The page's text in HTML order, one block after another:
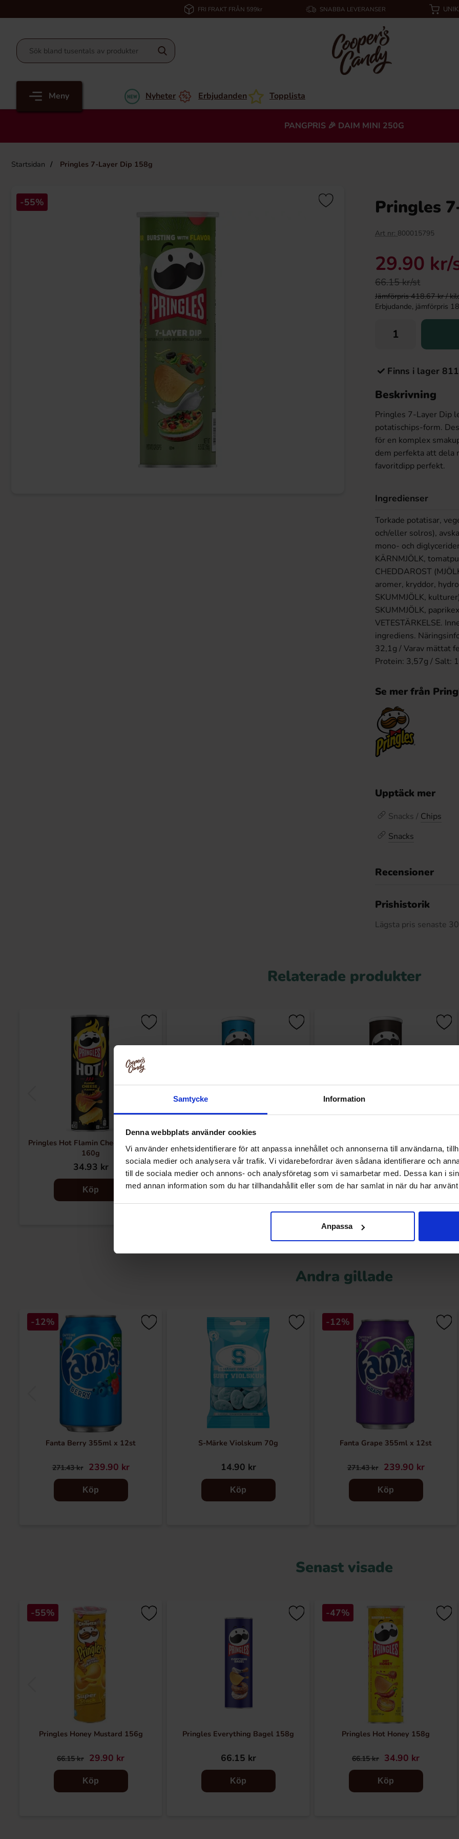
Samtycke Information
Denna webbplats använder cookies
Vi använder enhetsidentifierare för att anpassa innehållet och annonserna till användarna,
sociala medier och analysera vår trafik. Vi vidarebefordrar även sådana identifierare och
till de sociala medier och annons- och analysföretag som vi samarbetar med. Dessa kan i
med annan information som du har tillhandahållit eller som de har samlat in när du har
Anpassa
FRI FRAKT FRÅN 599kr SNABBA LEVERANSER
Meny Nyheter Erbjudanden Topplista
PANGPRIS 🎉 DAIM MINI 250G
Startsidan Pringles 7-Layer Dip 158g
-55% Pringles
Art nr: 800015795
29.90 kr/
66.15 kr/st
Jämförpris 418.67 kr /
Erbjudande, jämförpris
Finns i lager
Beskrivning
Pringles 7-Layer Dip
potatischips-form.
för en komplex
dem perfekta att dela
favoritdipp perfekt.
Ingredienser
Torkade potatisar,
och/eller solros),
mono- och
KÄRNMJÖLK,
CHEDDAROST
aromer, kryddor,
SKUMMJÖLK,
SKUMMJÖLK,
VETESTÄRKELSE.
ingrediens.
32,1g / Varav mättat
Protein: 3,57g / Salt:
Se mer från
Upptäck mer
Snacks / Chips
Snacks
Recensioner
Prishistorik
Lägsta pris senaste
Relaterade produkter
Pringles Hot Flamin Cheese Flavour
160g
34.93 kr
Köp
37.90 kr
Köp
37.90 kr
Köp
Andra gillade
-12%
Fanta Berry 355ml x 12st
271.43 kr 239.90 kr
Köp
S-Märke Violskum 70g
14.90 kr
Köp
-12%
Fanta Grape 355ml x 12st
271.43 kr 239.90 kr
Köp
Senast visade
-55%
Pringles Honey Mustard 156g
66.15 kr 29.90 kr
Köp
Pringles Everything Bagel 158g
66.15 kr
Köp
-47%
Pringles Hot Honey 158g
66.15 kr 34.90 kr
Köp